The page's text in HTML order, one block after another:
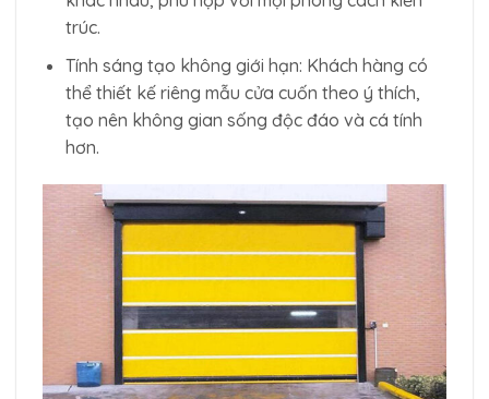
trúc.
Tính sáng tạo không giới hạn: Khách hàng có
thể thiết kế riêng mẫu cửa cuốn theo ý thích,
tạo nên không gian sống độc đáo và cá tính
hơn.